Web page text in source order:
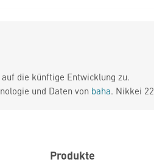
die künftige Entwicklung zu.
und Daten von baha. Nikkei
Produkte